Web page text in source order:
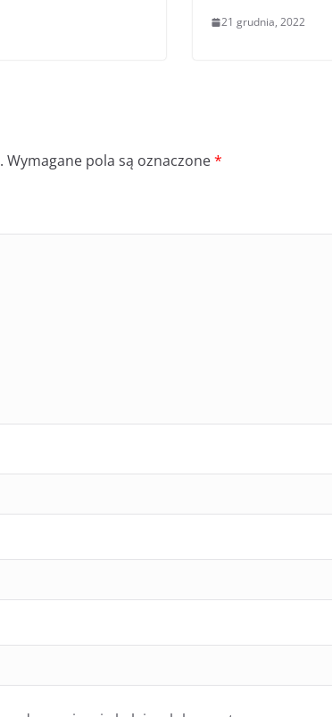
21 grudnia, 2022
Wymagane pola są oznaczone*